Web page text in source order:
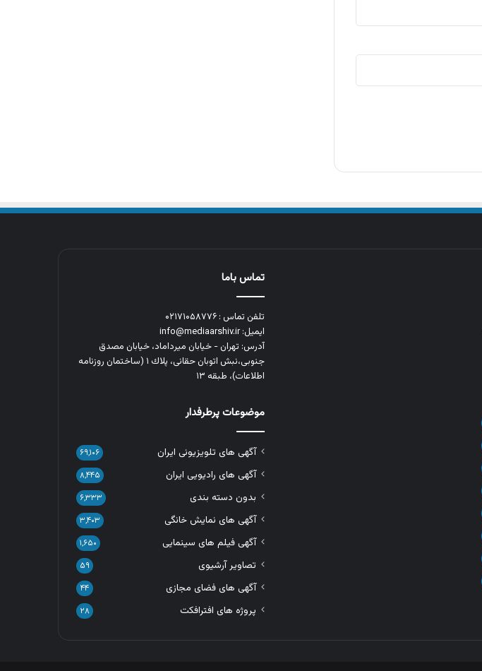
تماس باما
تلفن تماس : ۰۲۱۷۱۰۵۸۷۷۶
ایمیل: info@mediaarshiv.ir
آدرس: تهران - خیابان میرداماد، خیابان مصدق
جنوبی،نبش اتوبان حقانی، پلاك ١ (ساختمان روزنامه
اطلاعات)، طبقه ۱۳
موضوعات پرطرفدار
آگهی های تلویزیونی ایران ۶۹,۱۰۶
آگهی های رادیویی ایران ۸,۴۴۵
بدون دسته بندی ۶,۳۳۳
آگهی های نمایش خانگی ۳,۴۰۳
آگهی فیلم های سینمایی ۱,۶۵۰
تصاویر آرشیوی ۵۹
آگهی های فضای مجازی ۴۴
پروژه های افترافکت ۲۸